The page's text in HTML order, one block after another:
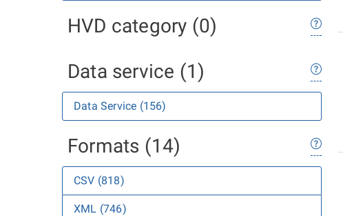
HVD category (0)
Data service (1)
Data Service (156)
Formats (14)
CSV (818)
XML (746)